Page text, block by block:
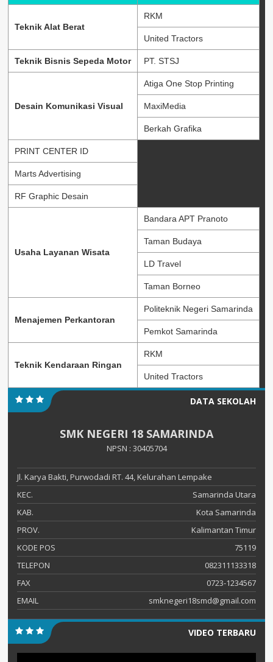
Teknik Alat Berat
RKM
United Tractors
Teknik Bisnis Sepeda Motor PT. STSJ
Desain Komunikasi Visual
Atiga One Stop Printing
MaxiMedia
Berkah Grafika
PRINT CENTER ID
Marts Advertising
RF Graphic Desain
Usaha Layanan Wisata
Bandara APT Pranoto
Taman Budaya
LD Travel
Taman Borneo
Menajemen Perkantoran
Politeknik Negeri Samarinda
Pemkot Samarinda
Teknik Kendaraan Ringan
RKM
United Tractors
DATA SEKOLAH
SMK NEGERI 18 SAMARINDA
NPSN : 30405704
Jl. Karya Bakti, Purwodadi RT. 44, Kelurahan Lempake
KEC.
Samarinda Utara
KAB.
Kota Samarinda
PROV.
Kalimantan Timur
KODE POS
75119
TELEPON
082311133318
FAX
0723-1234567
EMAIL
smknegeri18smd@gmail.com
VIDEO TERBARU